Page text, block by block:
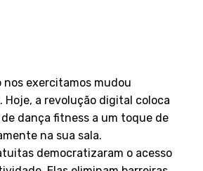
nos exercitamos mudou
Hoje, a revolução digital coloca
dança fitness a um toque de
na sua sala.
democratizaram o acesso